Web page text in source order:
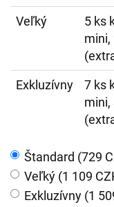
Veľký
5 ks
mini,
Exkluzívny
7 ks
mini,
Štandard (729
Veľký (1 109
Exkluzívny (1